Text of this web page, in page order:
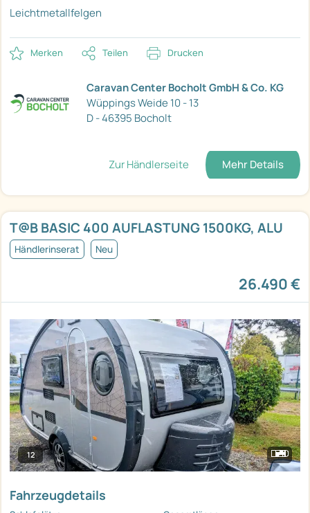
Leichtmetallfelgen
Merken Teilen Drucken
Caravan Center Bocholt GmbH & Co. KG
Wüppings Weide 10 - 13
D - 46395 Bocholt
Zur Händlerseite Mehr Details
T@B BASIC 400 AUFLASTUNG 1500KG, ALU
Händlerinserat Neu
26.490 €
12
Fahrzeugdetails